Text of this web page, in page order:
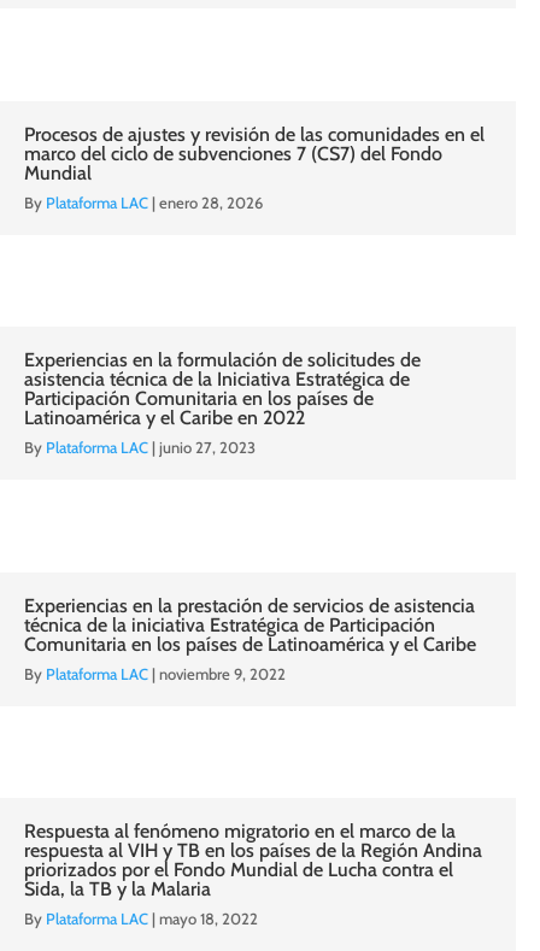
Procesos de ajustes y revisión de las comunidades en el
marco del ciclo de subvenciones 7 (CS7) del Fondo
Mundial
By Plataforma LAC| enero 28, 2026
Experiencias en la formulación de solicitudes de
asistencia técnica de la Iniciativa Estratégica de
Participación Comunitaria en los países de
Latinoamérica y el Caribe en 2022
By Plataforma LAC| junio 27, 2023
Experiencias en la prestación de servicios de asistencia
técnica de la iniciativa Estratégica de Participación
Comunitaria en los países de Latinoamérica y el Caribe
By Plataforma LAC| noviembre 9, 2022
Respuesta al fenómeno migratorio en el marco de la
respuesta al VIH y TB en los países de la Región Andina
priorizados por el Fondo Mundial de Lucha contra el
Sida, la TB y la Malaria
By Plataforma LAC| mayo 18, 2022